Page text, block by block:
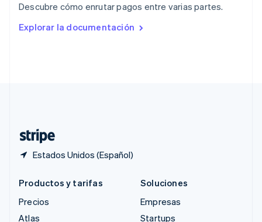
Descubre cómo enrutar pagos entre varias partes.
Explorar la documentación
Estados Unidos (Español)
English
English
Productos y tarifas
Precios
Atlas
Soluciones
Empresas
Startups